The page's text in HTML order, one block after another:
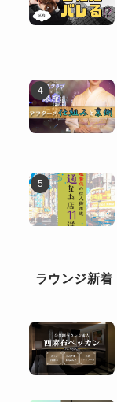
ラウンジ新着